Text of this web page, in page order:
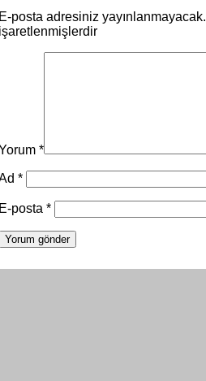
posta adresiniz yayınlanmayacak.
*
*
posta *